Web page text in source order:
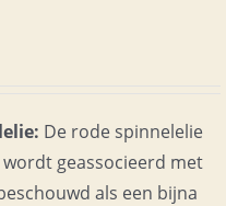
De rode spinnelelie
geassocieerd met
als een bijna